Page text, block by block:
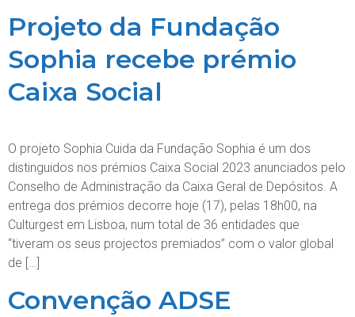
Projeto da Fundação
Sophia recebe prémio
Caixa Social
O projeto Sophia Cuida da Fundação Sophia é um dos
distinguidos nos prémios Caixa Social 2023 anunciados pelo
Conselho de Administração da Caixa Geral de Depósitos. A
entrega dos prémios decorre hoje (17), pelas 18h00, na
Culturgest em Lisboa, num total de 36 entidades que
“tiveram os seus projectos premiados” com o valor global
de […]
Convenção ADSE